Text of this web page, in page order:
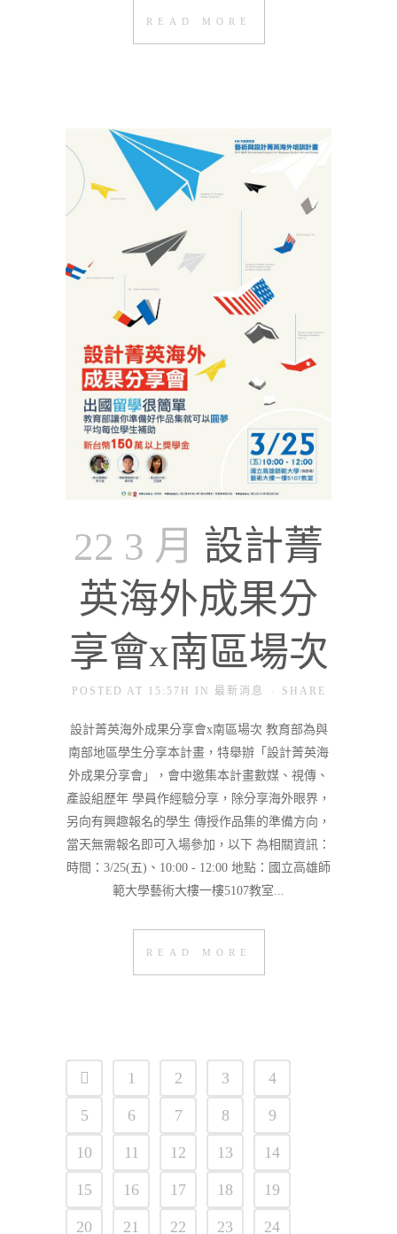
READ MORE
22 3 月 設計菁
英海外成果分
享會x南區場次
POSTED AT 15:57H IN 最新消息 SHARE
設計菁英海外成果分享會x南區場次 教育部為與
南部地區學生分享本計畫，特舉辦「設計菁英海
外成果分享會」，會中邀集本計畫數媒、視傳、
產設組歷年 學員作經驗分享，除分享海外眼界，
另向有興趣報名的學生 傳授作品集的準備方向，
當天無需報名即可入場參加，以下 為相關資訊：
時間：3/25(五)、10:00 - 12:00 地點：國立高雄師
範大學藝術大樓一樓5107教室...
READ MORE
1 2 3 4
5 6 7 8 9
10 11 12 13 14
15 16 17 18 19
20 21 22 23 24